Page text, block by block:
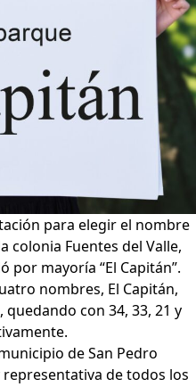
Capitán
para elegir el nombre
colonia Fuentes del Valle,
por mayoría “El Capitán”.
nombres, El Capitán,
quedando con 34, 33, 21 y
de San Pedro
de todos los